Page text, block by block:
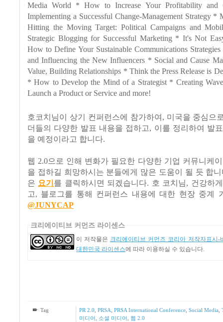
Media World * How to Increase Your Profitability and
Implementing a Successful Change-Management Strategy *
Hitting the Moving Target: Political Campaigns and
Strategic Blogging for Successful Marketing * It's Not
How to Define Your Sustainable Communications
and Influencing the New Influencers * Social and Cause
Value, Building Relationships * Think the Press Release is
* How to Develop the Mind of a Strategist * Creating
Launch a Product or Service and more!
호코치님이 상기 컨퍼런스에 참가하여, 미국을 중심으
더들의 다양한 발표 내용을 접하고, 이를 정리하여 발
을 예정이라고 합니다.
웹 2.0으로 인해 변화가 필요한 다양한 기업 커뮤니케
을 접하길 희망하시는 분들에게 많은 도움이 될 듯 합
은 요기 를 클릭하시면 되겠습니다. 호 코치님, 건강하
고, 블로그를 통해 컨퍼런스 내용에 대한 현장 중계
@JUNYCAP
크리에이티브 커먼즈 라이센스
이 저작물은 크리에이티브 커먼즈 코리아 저작자표시-
대한민국 라이센스에 따라 이용하실 수 있습니다.
Tag PR 2.0 PRSA PRSA International Conference, Social Media
미디어
소셜 미디어
웹 2.0